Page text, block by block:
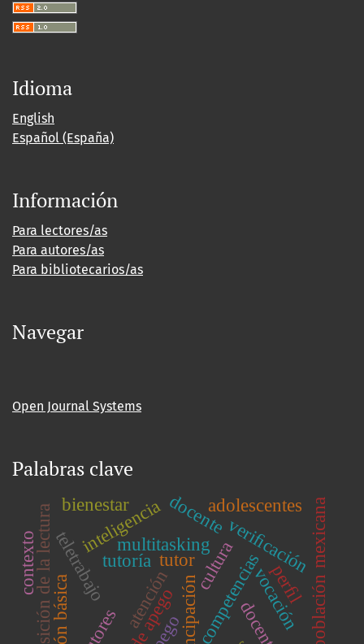
Idioma
English
Español (España)
Información
Para lectores/as
Para autores/as
Para bibliotecarios/as
Navegar
Open Journal Systems
Palabras clave
multitasking
atención
veriﬁcación
inteligencia
competencias
tutores
teletrabajo cultura población mexicana
adquisición de la lectura docente
vocación
tutor
tutoría
adolescentes
contexto perﬁl
bienestar